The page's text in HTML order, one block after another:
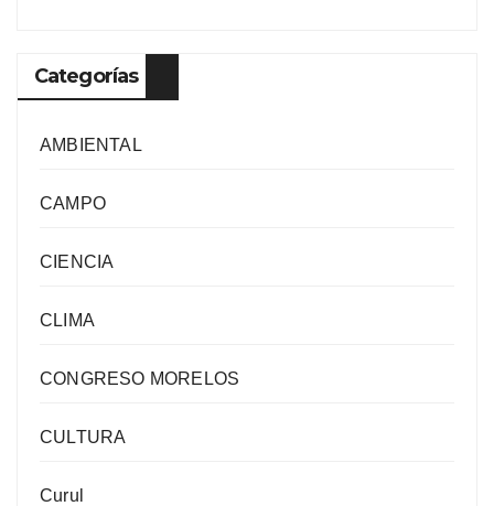
Categorías
AMBIENTAL
CAMPO
CIENCIA
CLIMA
CONGRESO MORELOS
CULTURA
Curul